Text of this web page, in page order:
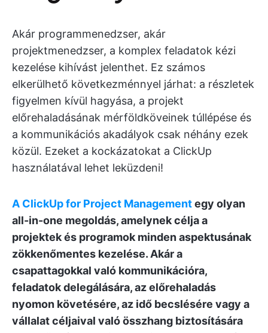
Akár programmenedzser, akár
projektmenedzser, a komplex feladatok kézi
kezelése kihívást jelenthet. Ez számos
elkerülhető következménnyel járhat: a részletek
figyelmen kívül hagyása, a projekt
előrehaladásának mérföldköveinek túllépése és
a kommunikációs akadályok csak néhány ezek
közül. Ezeket a kockázatokat a ClickUp
használatával lehet leküzdeni!
A ClickUp for Project Managementegy olyan
all-in-one megoldás, amelynek célja a
projektek és programok minden aspektusának
zökkenőmentes kezelése. Akár a
csapattagokkal való kommunikációra,
feladatok delegálására, az előrehaladás
nyomon követésére, az idő becslésére vagy a
vállalat céljaival való összhang biztosítására